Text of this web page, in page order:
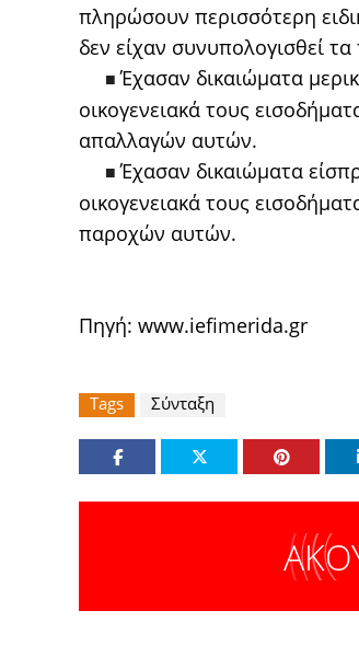
πληρώσουν περισσότερη
δεν είχαν συνυπολογισθεί
■ Έχασαν δικαιώματα
οικογενειακά τους
απαλλαγών αυτών.
■ Έχασαν δικαιώματα
οικογενειακά τους
παροχών αυτών.
Πηγή: www.iefimerida.gr
Tags Σύνταξη